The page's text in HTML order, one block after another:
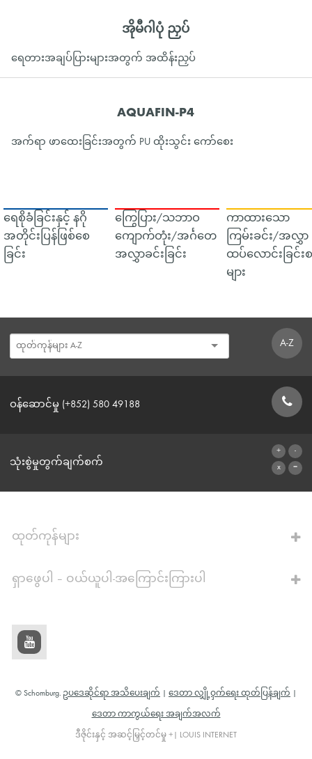
အိုမီဂါပုံ ညှပ်
ရေတားအချပ်ပြားများအတွက် အထိန်းညှပ်
AQUAFIN-P4
အက်ရာ ဖာထေးခြင်းအတွက် PU ထိုးသွင်း ကော်စေး
ရေစိုခံခြင်းနှင့် နဂို
အတိုင်းပြန်ဖြစ်စေ
ခြင်း
ကြွေပြား/သဘာဝ
ကျောက်တုံး/အင်္ဂတေ
အလွှာခင်းခြင်း
ကာထားသော
ကြမ်းခင်း/အလွှာ
ထပ်လောင်းခြင်း
များ
A-Z
ဝန်ဆောင်မှု (+852) 580 49188
သုံးစွဲမှုတွက်ချက်စက်
ထုတ်ကုန်များ
ရှာဖွေပါ – ဝယ်ယူပါ-အကြောင်းကြားပါ
© Schomburg. ဥပဒေဆိုင်ရာ အသိပေးချက် ဒေတာ လျှို့ဝှက်ရေး ထုတ်ပြန်ချက်
ဒေတာ ကာကွယ်ရေး အချက်အလက်
ဒီဇိုင်းနှင့် အဆင့်မြှင့်တင်မှု +| LOUIS INTERNET